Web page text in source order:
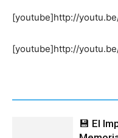
[youtube]http://
[youtube]http://
💾 El